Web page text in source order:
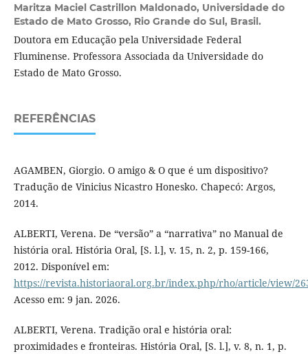
Maritza Maciel Castrillon Maldonado, Universidade do
Estado de Mato Grosso, Rio Grande do Sul, Brasil.
Doutora em Educação pela Universidade Federal
Fluminense. Professora Associada da Universidade do
Estado de Mato Grosso.
REFERÊNCIAS
AGAMBEN, Giorgio. O amigo & O que é um dispositivo?
Tradução de Vinicius Nicastro Honesko. Chapecó: Argos,
2014.
ALBERTI, Verena. De “versão” a “narrativa” no Manual de
história oral. História Oral, [S. l.], v. 15, n. 2, p. 159-166,
2012. Disponível em:
https://revista.historiaoral.org.br/index.php/rho/article/view/
Acesso em: 9 jan. 2026.
ALBERTI, Verena. Tradição oral e história oral:
proximidades e fronteiras. História Oral, [S. l.], v. 8, n. 1, p.